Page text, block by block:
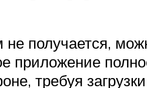
получается,
приложение
требуя